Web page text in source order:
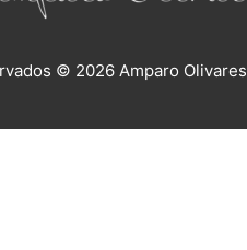
© 2026 Amparo Olivares